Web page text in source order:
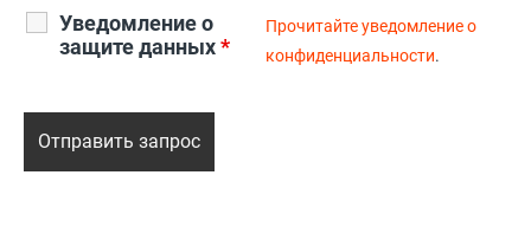
Уведомление о
защите данных*
Прочитайте уведомление о
конфиденциальности.